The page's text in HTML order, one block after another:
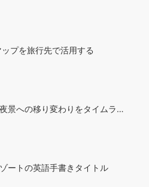
プを旅行先で活用する
景への移り変わりをタイムラ…
ートの英語手書きタイトル